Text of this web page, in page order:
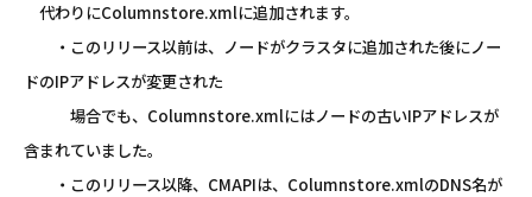
代わりにColumnstore.xmlに追加されます。
・このリリース以前は、ノードがクラスタに追加された後にノー
ドのIPアドレスが変更された
場合でも、Columnstore.xmlにはノードの古いIPアドレスが
含まれていました。
・このリリース以降、CMAPIは、Columnstore.xmlのDNS名が